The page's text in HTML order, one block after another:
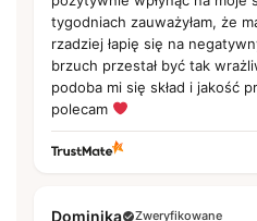
tygodniach zauważyłam, że
rzadziej łapię się na
brzuch przestał być tak
podoba mi się skład i jakość
polecam
Dominika
Zweryfikowane